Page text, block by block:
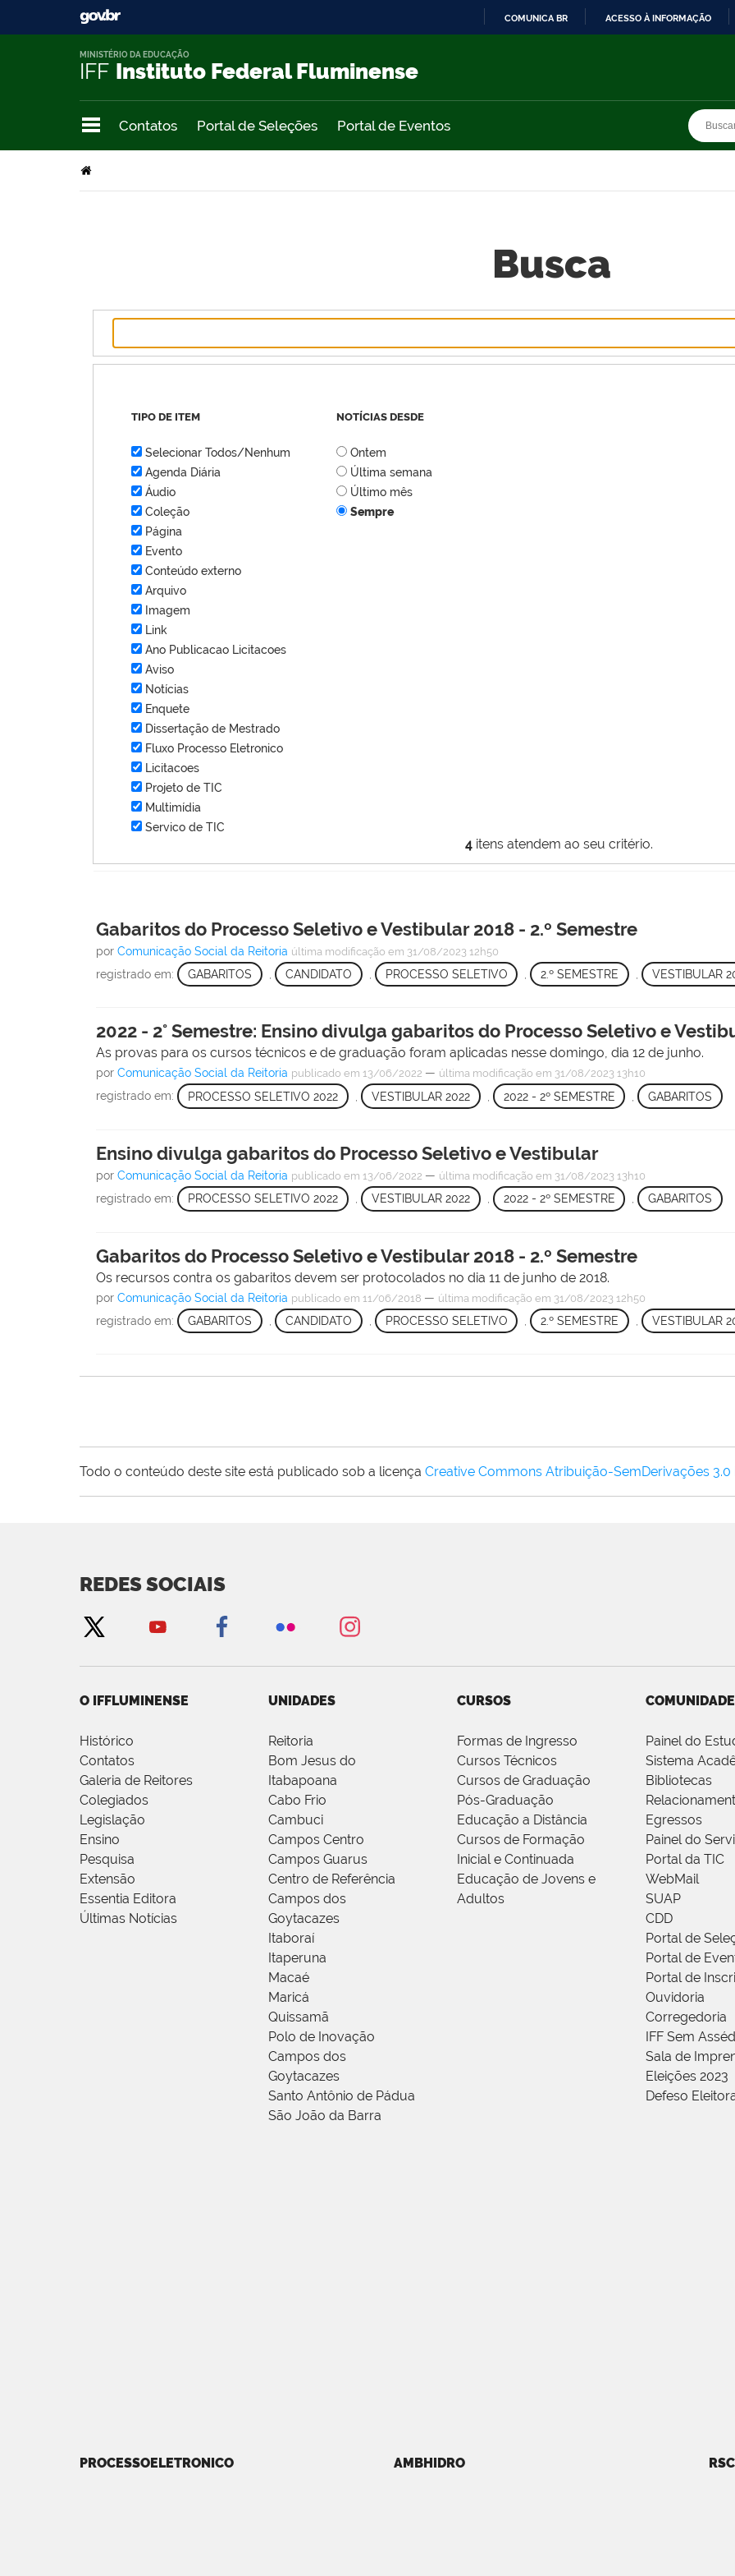
COMUNICA BR ACESSO À INFORMAÇÃO
IFF Instituto Federal Fluminense
MINISTÉRIO DA EDUCAÇÃO
Contatos Portal de Seleções Portal de Eventos
Busca
4itens atendem ao seu critério.
TIPO DE ITEM
Selecionar Todos/Nenhum
Agenda Diária
Áudio
Coleção
Página
Evento
Conteúdo externo
Arquivo
Imagem
Link
Ano Publicacao Licitacoes
Aviso
Notícias
Enquete
Dissertação de Mestrado
Fluxo Processo Eletronico
Licitacoes
Projeto de TIC
Multimídia
Servico de TIC
NOTÍCIAS DESDE
Ontem
Última semana
Último mês
Sempre
Gabaritos do Processo Seletivo e Vestibular 2018 - 2.º Semestre
porComunicação Social da Reitoria última modificação em 31/08/2023 12h50
registrado em: GABARITOS CANDIDATO PROCESSO SELETIVO , 2.º SEMESTRE , VESTIBULAR
2022 - 2° Semestre: Ensino divulga gabaritos do Processo Seletivo e
As provas para os cursos técnicos e de graduação foram aplicadas nesse domingo, dia 12 de junho.
porComunicação Social da Reitoria publicado em 13/06/2022 — última modificação em 31/08/2023 13h10
registrado em: PROCESSO SELETIVO 2022 VESTIBULAR 2022 2022 - 2º SEMESTRE , GABARITOS
Ensino divulga gabaritos do Processo Seletivo e Vestibular
porComunicação Social da Reitoria publicado em 13/06/2022 — última modificação em 31/08/2023 13h10
registrado em: PROCESSO SELETIVO 2022 , VESTIBULAR 2022 , 2022 - 2º SEMESTRE , GABARITOS
Gabaritos do Processo Seletivo e Vestibular 2018 - 2.º Semestre
Os recursos contra os gabaritos devem ser protocolados no dia 11 de junho de 2018.
porComunicação Social da Reitoria publicado em 11/06/2018 — última modificação em 31/08/2023 12h50
registrado em: GABARITOS CANDIDATO PROCESSO SELETIVO , 2.º SEMESTRE , VESTIBULAR
Todo o conteúdo deste site está publicado sob a licença Creative Commons Atribuição-SemDerivações
REDES SOCIAIS
O IFFLUMINENSE
Histórico
Contatos
Galeria de Reitores
Colegiados
Legislação
Ensino
Pesquisa
Extensão
Essentia Editora
Últimas Notícias
UNIDADES
Reitoria
Bom Jesus do
Itabapoana
Cabo Frio
Cambuci
Campos Centro
Campos Guarus
Centro de Referência
Campos dos
Goytacazes
Itaboraí
Itaperuna
Macaé
Maricá
Quissamã
Polo de Inovação
Campos dos
Goytacazes
Santo Antônio de Pádua
São João da Barra
CURSOS
Formas de Ingresso
Cursos Técnicos
Cursos de Graduação
Pós-Graduação
Educação a Distância
Cursos de Formação
Inicial e Continuada
Educação de Jovens e
Adultos
COMUNIDADE
Painel do
Sistema
Bibliotecas
Egressos
Painel do
Portal da TIC
WebMail
SUAP
CDD
Portal de
Portal de
Portal de
Ouvidoria
Corregedoria
IFF Sem
Sala de
Eleições 2023
Defeso
PROCESSOELETRONICO AMBHIDRO